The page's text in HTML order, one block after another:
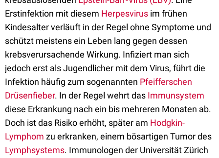
Erstinfektion mit diesem Herpesvirus im frühen
Kindesalter verläuft in der Regel ohne Symptome und
schützt meistens ein Leben lang gegen dessen
krebsverursachende Wirkung. Infiziert man sich
jedoch erst als Jugendlicher mit dem Virus, führt die
Infektion häufig zum sogenannten Pfeifferschen
Drüsenfieber. In der Regel wehrt das Immunsystem
diese Erkrankung nach ein bis mehreren Monaten ab.
Doch ist das Risiko erhöht, später am Hodgkin-
Lymphom zu erkranken, einem bösartigen Tumor des
Lymphsystems. Immunologen der Universität Zürich